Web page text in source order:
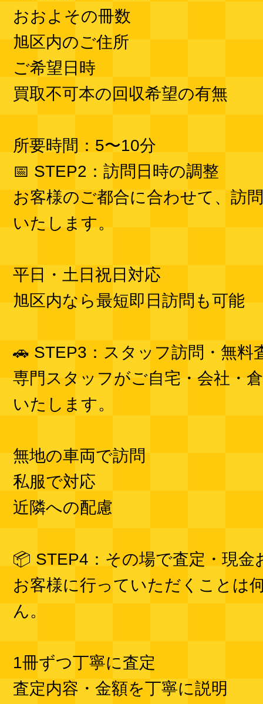
おおよその冊数
旭区内のご住所
ご希望日時
買取不可本の回収希望の有無
所要時間：5〜10分
📅 STEP2：訪問日時の調整
お客様のご都合に合わせて、訪
いたします。
平日・土日祝日対応
旭区内なら最短即日訪問も可能
🚗 STEP3：スタッフ訪問・無料
専門スタッフがご自宅・会社・
いたします。
無地の車両で訪問
私服で対応
近隣への配慮
📦 STEP4：その場で査定・現金
お客様に行っていただくことは
ん。
1冊ずつ丁寧に査定
査定内容・金額を丁寧に説明